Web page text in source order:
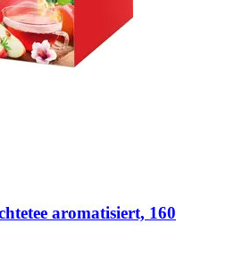
aromatisiert, 160